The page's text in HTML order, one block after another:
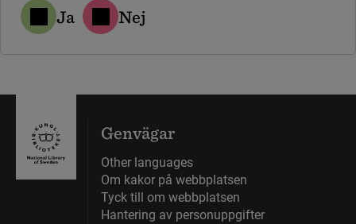
Ja Nej
Genvägar
Other languages
Om kakor på webbplatsen
Tyck till om webbplatsen
Hantering av personuppgifter